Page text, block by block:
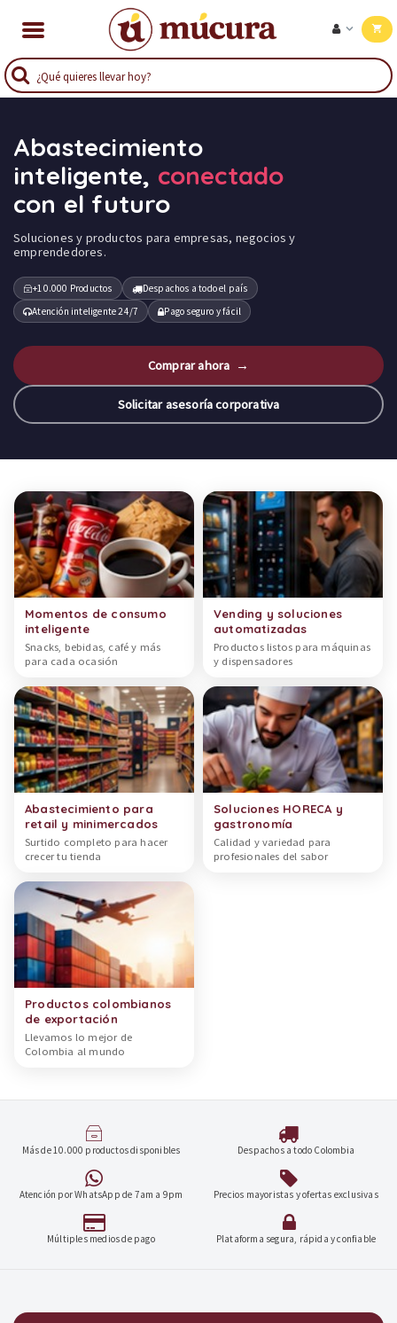
Abastecimiento
inteligente, conectado
con el futuro
Soluciones y productos para empresas, negocios y
emprendedores.
+10.000 Productos
Despachos a todo el país
Atención inteligente 24/7
Pago seguro y fácil
Comprar ahora →
Solicitar asesoría corporativa
Categorías de productos
Momentos de consumo
inteligente
Snacks, bebidas, café y más
para cada ocasión
Vending y soluciones
automatizadas
Productos listos para máquinas
y dispensadores
Abastecimiento para
retail y minimercados
Surtido completo para hacer
crecer tu tienda
Soluciones HORECA y
gastronomía
Calidad y variedad para
profesionales del sabor
Productos colombianos
de exportación
Llevamos lo mejor de
Colombia al mundo
Más de 10.000 productos disponibles Despachos a todo Colombia
Atención por WhatsApp de 7am a 9pm Precios mayoristas y ofertas exclusivas
Múltiples medios de pago Plataforma segura, rápida y confiable